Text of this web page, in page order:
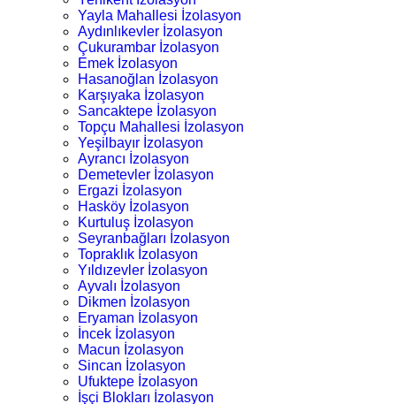
Yayla Mahallesi İzolasyon
Aydınlıkevler İzolasyon
Çukurambar İzolasyon
Emek İzolasyon
Hasanoğlan İzolasyon
Karşıyaka İzolasyon
Sancaktepe İzolasyon
Topçu Mahallesi İzolasyon
Yeşilbayır İzolasyon
Ayrancı İzolasyon
Demetevler İzolasyon
Ergazi İzolasyon
Hasköy İzolasyon
Kurtuluş İzolasyon
Seyranbağları İzolasyon
Topraklık İzolasyon
Yıldızevler İzolasyon
Ayvalı İzolasyon
Dikmen İzolasyon
Eryaman İzolasyon
İncek İzolasyon
Macun İzolasyon
Sincan İzolasyon
Ufuktepe İzolasyon
İşçi Blokları İzolasyon